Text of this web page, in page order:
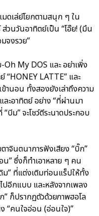
ดเล่ย์โยกตามสนุก ๆ ใน
ส่วนวันอาทิตย์เป็น “โอ๊ย! (มึน
จงรวย”
My DOS และ อย่าเพิ่ง
“HONEY LATTE” และ
านอน ทั้งสองยังเล่าถึงความ
ะอาทิตย์ อย่าง “ที่ผ่านมา
บีม” จะโชว์ตีระนาดประกอบ
จินตนาการฟังเสียง “บิ๊ก”
น” ซึ่งก็ทำเอาหลาย ๆ คน
ม” ที่แต่งเติมท่อนแร็ปให้ทั้ง
อีกแบบ และหลังจากเพลง
ก็ปรากฏตัวด้วยภาพฮอโล
“คนใจอ่อน (อ่อนใจ)”